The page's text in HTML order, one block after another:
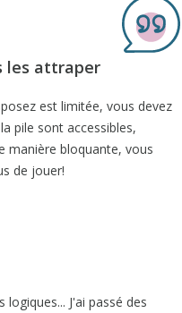
les attraper
est limitée, vous devez
pile sont accessibles,
manière bloquante, vous
de jouer!
J'ai passé des